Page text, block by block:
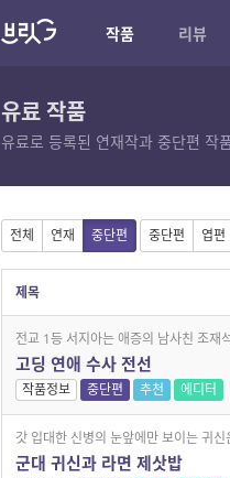
작품 리뷰
유료 작품
유료로 등록된 연재작과 중단편 작
전체 연재 중단편 중단편 엽편
제목
전교 1등 서지아는 애증의 남사친 조재
고딩 연애 수사 전선
작품정보 중단편 추천 에디터
갓 입대한 신병의 눈앞에만 보이는 귀신
군대 귀신과 라면 제삿밥